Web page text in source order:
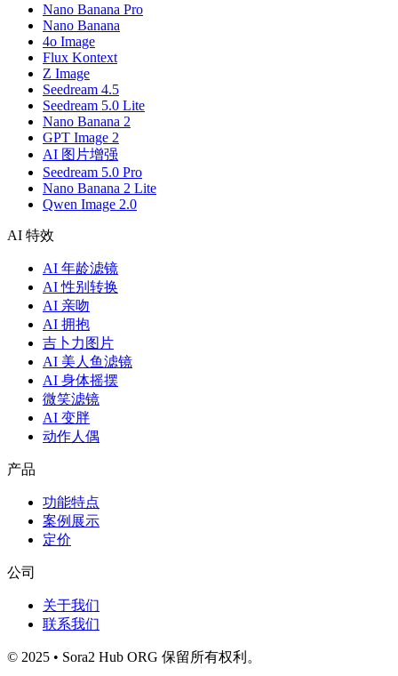
Nano Banana Pro
Nano Banana
4o Image
Flux Kontext
Z Image
Seedream 4.5
Seedream 5.0 Lite
Nano Banana 2
GPT Image 2
AI 图片增强
Seedream 5.0 Pro
Nano Banana 2 Lite
Qwen Image 2.0
AI 特效
AI 年龄滤镜
AI 性别转换
AI 亲吻
AI 拥抱
吉卜力图片
AI 美人鱼滤镜
AI 身体摇摆
微笑滤镜
AI 变胖
动作人偶
产品
功能特点
案例展示
定价
公司
关于我们
联系我们
© 2025 • Sora2 Hub ORG 保留所有权利。